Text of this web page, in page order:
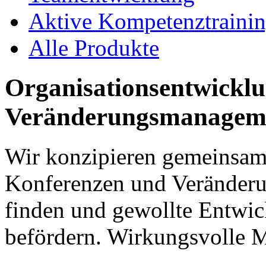
Aktive
Alle Produkte
Wir konzipieren
Konferenzen und
finden und gewollte
befördern. Wirkungsvolle